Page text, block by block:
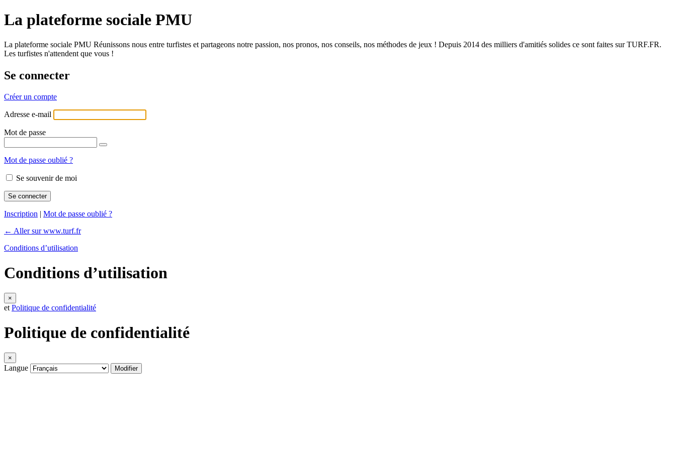
La plateforme sociale PMU
La plateforme sociale PMU Réunissons nous entre turfistes et partageons notre passion, nos pronos, nos conseils, nos méthodes de jeux ! Depuis 2014 des milliers d'amitiés solides ce sont faites sur TURF.FR.
Les turfistes n'attendent que vous !
Se connecter
Créer un compte
Adresse e-mail
Mot de passe
Mot de passe oublié ?
Se souvenir de moi
Inscription | Mot de passe oublié ?
← Aller sur www.turf.fr
Conditions d’utilisation
Conditions d’utilisation
×
et Politique de confidentialité
Politique de confidentialité
×
Langue